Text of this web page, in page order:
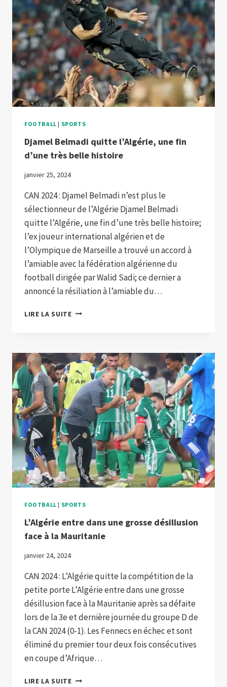
FOOTBALL | SPORTS
Djamel Belmadi quitte l’Algérie, une fin
d’une très belle histoire
janvier 25, 2024
CAN 2024 : Djamel Belmadi n’est plus le
sélectionneur de l’Algérie Djamel Belmadi
quitte l’Algérie, une fin d’une très belle histoire;
l’ex joueur international algérien et de
l’Olympique de Marseille a trouvé un accord à
l’amiable avec la fédération algérienne du
football dirigée par Walid Sadi; ce dernier a
annoncé la résiliation à l’amiable du…
LIRE LA SUITEDJAMEL
UNE
FIN
D’UNE
TRÈS
BELLE
HISTOIRE
FOOTBALL | SPORTS
L’Algérie entre dans une grosse désillusion
face à la Mauritanie
janvier 24, 2024
CAN 2024 : L’Algérie quitte la compétition de la
petite porte L’Algérie entre dans une grosse
désillusion face à la Mauritanie après sa défaite
lors de la 3e et dernière journée du groupe D de
la CAN 2024 (0-1). Les Fennecs en échec et sont
éliminé du premier tour deux fois consécutives
en coupe d’Afrique…
LIRE LA SUITEL’ALGÉRIE